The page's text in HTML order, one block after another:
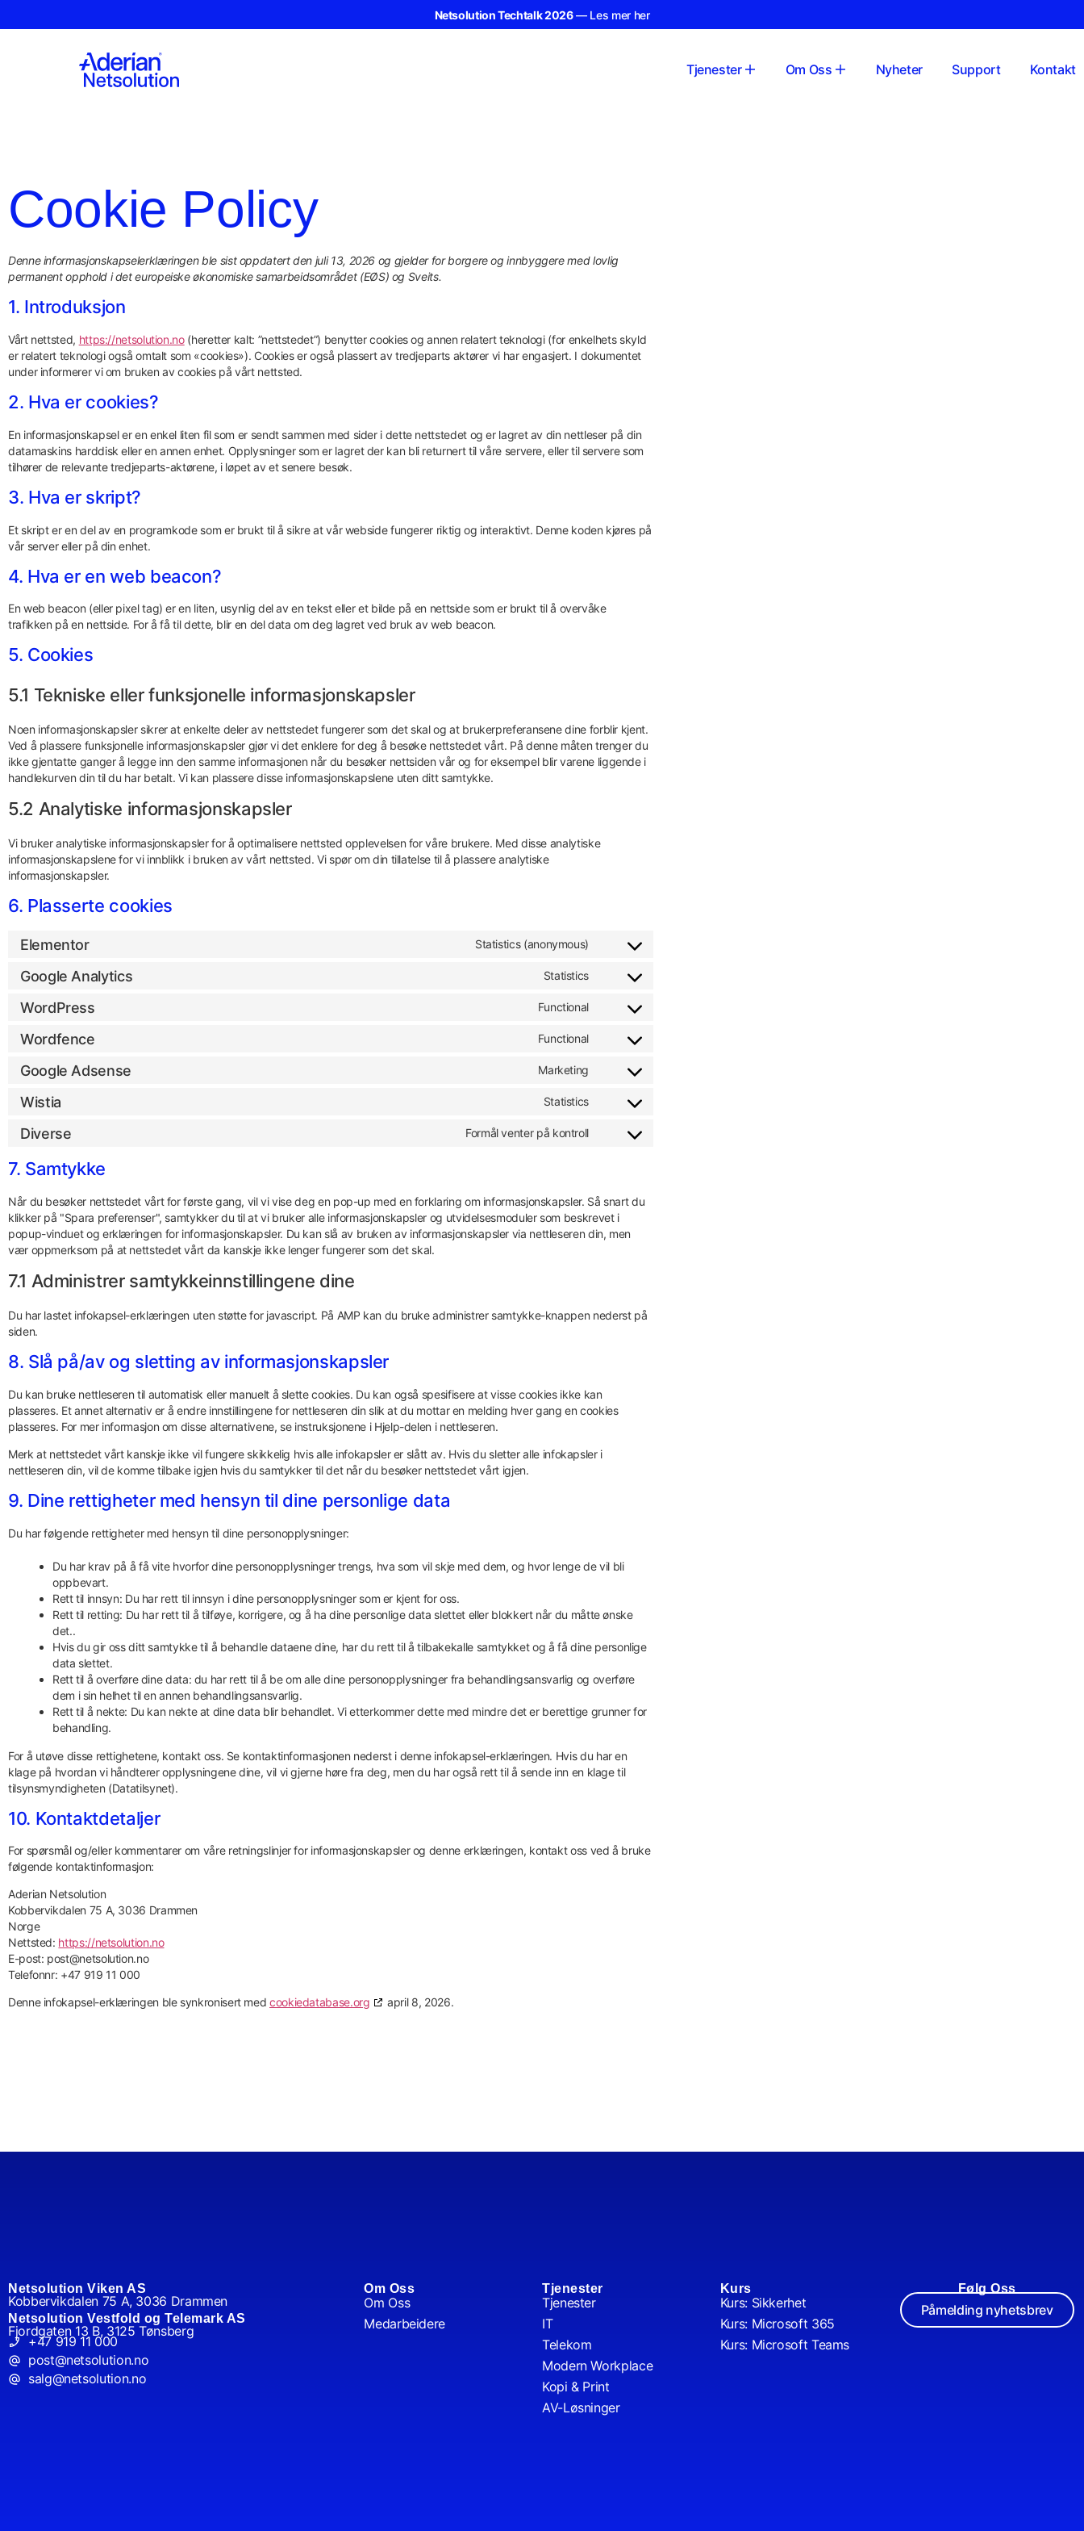
Netsolution Techtalk 2026— Les mer her
Tjenester Om Oss Nyheter Support Kontakt
Cookie Policy
Denne informasjonskapselerklæringen ble sist oppdatert den juli 13, 2026 og gjelder for borgere og innbyggere med lovlig
permanent opphold i det europeiske økonomiske samarbeidsområdet (EØS) og Sveits.
1. Introduksjon
Vårt nettsted, https://netsolution.no(heretter kalt: ”nettstedet”) benytter cookies og annen relatert teknologi (for enkelhets skyld
er relatert teknologi også omtalt som «cookies»). Cookies er også plassert av tredjeparts aktører vi har engasjert. I dokumentet
under informerer vi om bruken av cookies på vårt nettsted.
2. Hva er cookies?
En informasjonskapsel er en enkel liten fil som er sendt sammen med sider i dette nettstedet og er lagret av din nettleser på din
datamaskins harddisk eller en annen enhet. Opplysninger som er lagret der kan bli returnert til våre servere, eller til servere som
tilhører de relevante tredjeparts-aktørene, i løpet av et senere besøk.
3. Hva er skript?
Et skript er en del av en programkode som er brukt til å sikre at vår webside fungerer riktig og interaktivt. Denne koden kjøres på
vår server eller på din enhet.
4. Hva er en web beacon?
En web beacon (eller pixel tag) er en liten, usynlig del av en tekst eller et bilde på en nettside som er brukt til å overvåke
trafikken på en nettside. For å få til dette, blir en del data om deg lagret ved bruk av web beacon.
5. Cookies
5.1 Tekniske eller funksjonelle informasjonskapsler
Noen informasjonskapsler sikrer at enkelte deler av nettstedet fungerer som det skal og at brukerpreferansene dine forblir kjent.
Ved å plassere funksjonelle informasjonskapsler gjør vi det enklere for deg å besøke nettstedet vårt. På denne måten trenger du
ikke gjentatte ganger å legge inn den samme informasjonen når du besøker nettsiden vår og for eksempel blir varene liggende i
handlekurven din til du har betalt. Vi kan plassere disse informasjonskapslene uten ditt samtykke.
5.2 Analytiske informasjonskapsler
Vi bruker analytiske informasjonskapsler for å optimalisere nettsted opplevelsen for våre brukere. Med disse analytiske
informasjonskapslene for vi innblikk i bruken av vårt nettsted. Vi spør om din tillatelse til å plassere analytiske
informasjonskapsler.
6. Plasserte cookies
Elementor Statistics (anonymous)
Google Analytics Statistics
WordPress Functional
Wordfence Functional
Google Adsense Marketing
Wistia Statistics
Diverse Formål venter på kontroll
7. Samtykke
Når du besøker nettstedet vårt for første gang, vil vi vise deg en pop-up med en forklaring om informasjonskapsler. Så snart du
klikker på "Spara preferenser", samtykker du til at vi bruker alle informasjonskapsler og utvidelsesmoduler som beskrevet i
popup-vinduet og erklæringen for informasjonskapsler. Du kan slå av bruken av informasjonskapsler via nettleseren din, men
vær oppmerksom på at nettstedet vårt da kanskje ikke lenger fungerer som det skal.
7.1 Administrer samtykkeinnstillingene dine
Du har lastet infokapsel-erklæringen uten støtte for javascript. På AMP kan du bruke administrer samtykke-knappen nederst på
siden.
8. Slå på/av og sletting av informasjonskapsler
Du kan bruke nettleseren til automatisk eller manuelt å slette cookies. Du kan også spesifisere at visse cookies ikke kan
plasseres. Et annet alternativ er å endre innstillingene for nettleseren din slik at du mottar en melding hver gang en cookies
plasseres. For mer informasjon om disse alternativene, se instruksjonene i Hjelp-delen i nettleseren.
Merk at nettstedet vårt kanskje ikke vil fungere skikkelig hvis alle infokapsler er slått av. Hvis du sletter alle infokapsler i
nettleseren din, vil de komme tilbake igjen hvis du samtykker til det når du besøker nettstedet vårt igjen.
9. Dine rettigheter med hensyn til dine personlige data
Du har følgende rettigheter med hensyn til dine personopplysninger:
Du har krav på å få vite hvorfor dine personopplysninger trengs, hva som vil skje med dem, og hvor lenge de vil bli
oppbevart.
Rett til innsyn: Du har rett til innsyn i dine personopplysninger som er kjent for oss.
Rett til retting: Du har rett til å tilføye, korrigere, og å ha dine personlige data slettet eller blokkert når du måtte ønske
det..
Hvis du gir oss ditt samtykke til å behandle dataene dine, har du rett til å tilbakekalle samtykket og å få dine personlige
data slettet.
Rett til å overføre dine data: du har rett til å be om alle dine personopplysninger fra behandlingsansvarlig og overføre
dem i sin helhet til en annen behandlingsansvarlig.
Rett til å nekte: Du kan nekte at dine data blir behandlet. Vi etterkommer dette med mindre det er berettige grunner for
behandling.
For å utøve disse rettighetene, kontakt oss. Se kontaktinformasjonen nederst i denne infokapsel-erklæringen. Hvis du har en
klage på hvordan vi håndterer opplysningene dine, vil vi gjerne høre fra deg, men du har også rett til å sende inn en klage til
tilsynsmyndigheten (Datatilsynet).
10. Kontaktdetaljer
For spørsmål og/eller kommentarer om våre retningslinjer for informasjonskapsler og denne erklæringen, kontakt oss ved å bruke
følgende kontaktinformasjon:
Aderian Netsolution
Kobbervikdalen 75 A, 3036 Drammen
Norge
Nettsted: https://netsolution.no
E-post: post@netsolution.no
Telefonnr: +47 919 11 000
Denne infokapsel-erklæringen ble synkronisert medcookiedatabase.org april 8, 2026.
Netsolution Viken AS
Kobbervikdalen 75 A, 3036 Drammen
Netsolution Vestfold og Telemark AS
Fjordgaten 13 B, 3125 Tønsberg
+47 919 11 000
post@netsolution.no
salg@netsolution.no
Om Oss
Om Oss
Medarbeidere
Tjenester
Tjenester
IT
Telekom
Modern Workplace
Kopi & Print
AV-Løsninger
Kurs
Kurs: Sikkerhet
Kurs: Microsoft 365
Kurs: Microsoft Teams
Følg Oss
Påmelding nyhetsbrev